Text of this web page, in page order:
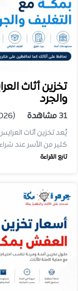
تخزين أثاث
والجرد
31 مشاهدة (7/23/2026)
يُعد تخزين أثاث
كثير من الأسر عند
تابع القراءة